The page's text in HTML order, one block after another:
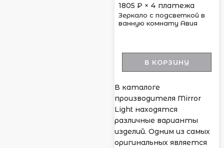
1805 ₽ × 4 платежа
Зеркало с подсветкой в
ванную комнату Авия
В КОРЗИНУ
В каталоге
производителя Mirror
Light находятся
различные варианты
изделий. Одним из самых
оригинальных является